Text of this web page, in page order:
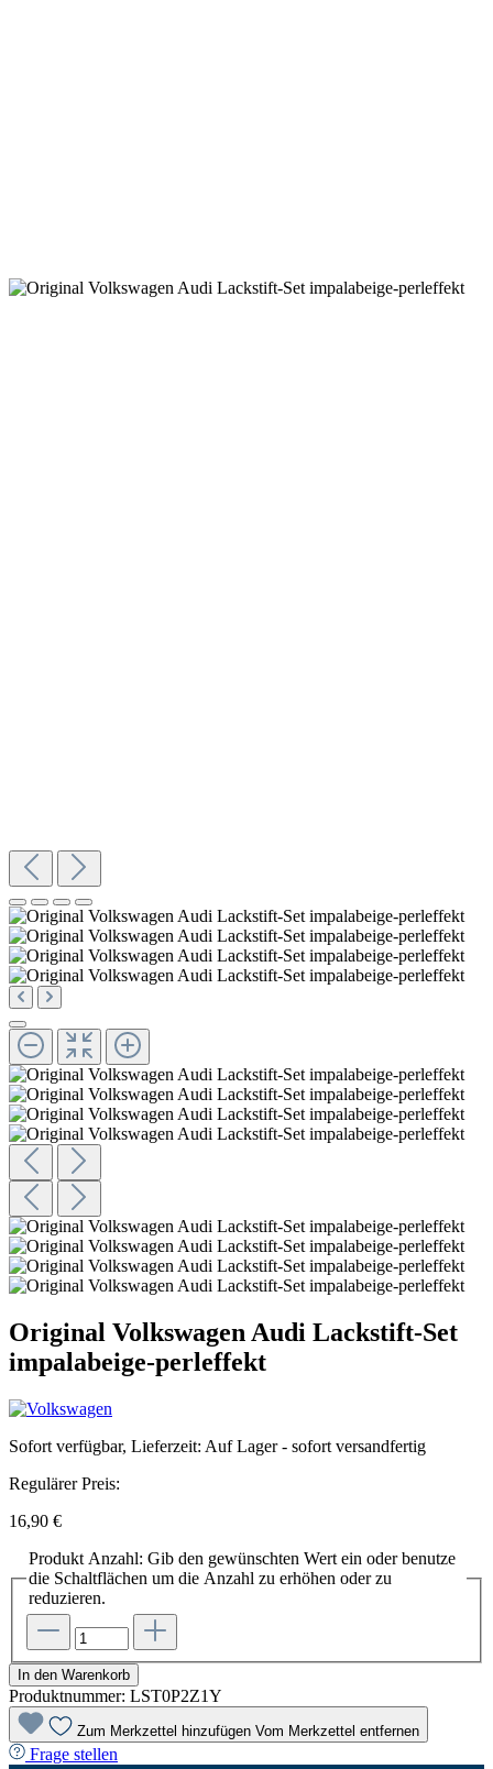
Original Volkswagen Audi Lackstift-Set
impalabeige-perleffekt
Sofort verfügbar, Lieferzeit: Auf Lager - sofort versandfertig
Regulärer Preis:
16,90 €
Produkt Anzahl: Gib den gewünschten Wert ein oder benutze
die Schaltflächen um die Anzahl zu erhöhen oder zu
reduzieren.
In den Warenkorb
Produktnummer: LST0P2Z1Y
Zum Merkzettel hinzufügen Vom Merkzettel entfernen
Frage stellen